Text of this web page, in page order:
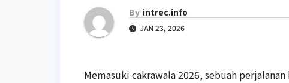
By intrec.info
JAN 23, 2026
Memasuki cakrawala 2026, sebuah